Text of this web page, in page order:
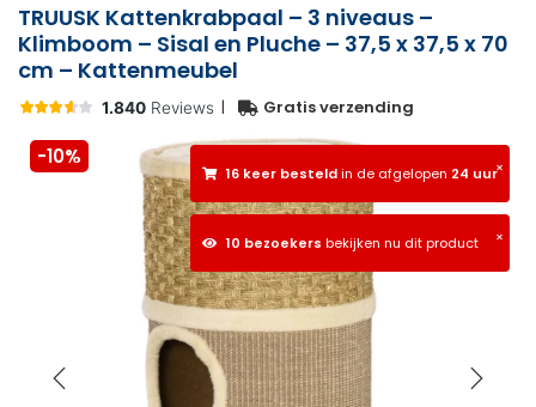
TRUUSK Kattenkrabpaal – 3 niveaus –
Klimboom – Sisal en Pluche – 37,5 x 37,5 x 70
cm – Kattenmeubel
| Gratis verzending
×
16 keer besteldin de afgelopen 24 uur
×
10 bezoekers bekijken nu dit product
-10%